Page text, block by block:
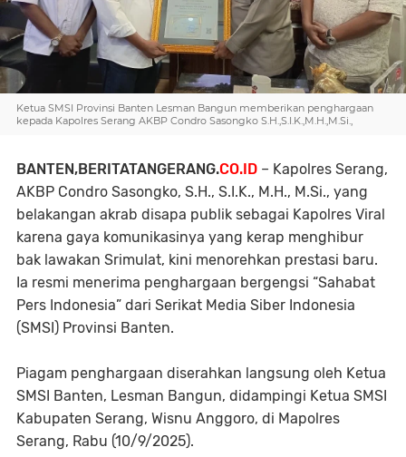
Ketua SMSI Provinsi Banten Lesman Bangun memberikan penghargaan
kepada Kapolres Serang AKBP Condro Sasongko S.H.,S.I.K.,M.H.,M.Si.,
BANTEN,BERITATANGERANG.CO.ID – Kapolres Serang,
AKBP Condro Sasongko, S.H., S.I.K., M.H., M.Si., yang
belakangan akrab disapa publik sebagai Kapolres Viral
karena gaya komunikasinya yang kerap menghibur
bak lawakan Srimulat, kini menorehkan prestasi baru.
Ia resmi menerima penghargaan bergengsi “Sahabat
Pers Indonesia” dari Serikat Media Siber Indonesia
(SMSI) Provinsi Banten.
Piagam penghargaan diserahkan langsung oleh Ketua
SMSI Banten, Lesman Bangun, didampingi Ketua SMSI
Kabupaten Serang, Wisnu Anggoro, di Mapolres
Serang, Rabu (10/9/2025).